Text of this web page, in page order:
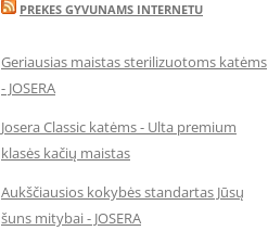
PREKES GYVUNAMS INTERNETU
Geriausias maistas sterilizuotoms katėms
- JOSERA
Josera Classic katėms - Ulta premium
klasės kačių maistas
Aukščiausios kokybės standartas Jūsų
šuns mitybai - JOSERA